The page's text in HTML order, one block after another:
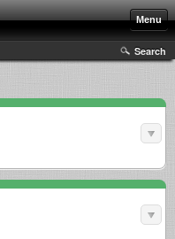
Menu
Search